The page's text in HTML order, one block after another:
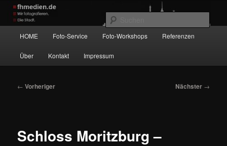
Zum
primären
Inhalt
springen
Wir fotografieren die Hauptstadt!
HOME Foto-Service Foto-Workshops Referenzen
Über Kontakt Impressum
Beitragsnavigation
← Vorheriger Nächster →
Schloss Moritzburg –